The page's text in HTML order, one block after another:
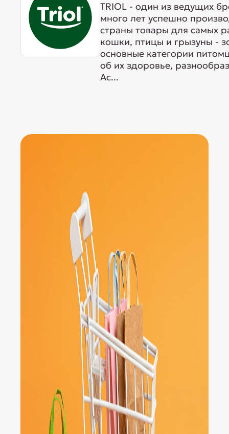
TRIOL - один из ведущих
много лет успешно
страны товары для самых
кошки, птицы и грызуны -
основные категории
об их здоровье,
Ас...